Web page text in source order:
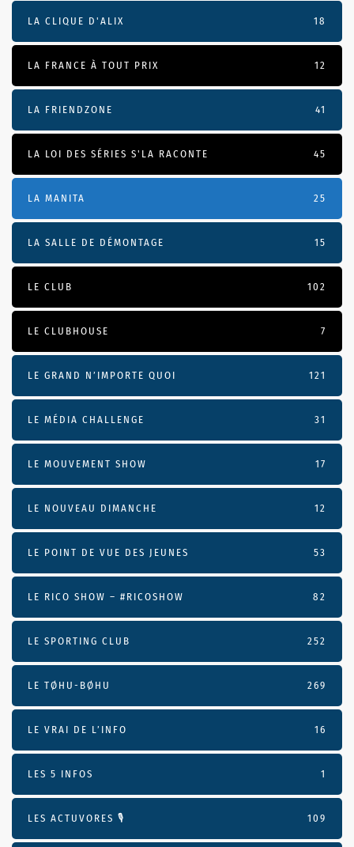
LA CLIQUE D'ALIX 18
LA FRANCE À TOUT PRIX 12
LA FRIENDZONE 41
LA LOI DES SÉRIES S'LA RACONTE 45
LA MANITA 25
LA SALLE DE DÉMONTAGE 15
LE CLUB 102
LE CLUBHOUSE 7
LE GRAND N’IMPORTE QUOI 121
LE MÉDIA CHALLENGE 31
LE MOUVEMENT SHOW 17
LE NOUVEAU DIMANCHE 12
LE POINT DE VUE DES JEUNES 53
LE RICO SHOW – #RICOSHOW 82
LE SPORTING CLUB 252
LE TØHU-BØHU 269
LE VRAI DE L’INFO 16
LES 5 INFOS 1
LES ACTUVORES 🎙 109